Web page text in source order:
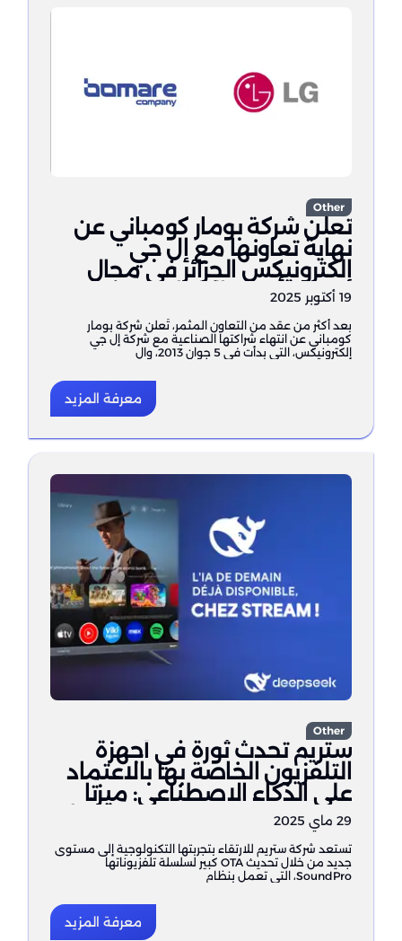
Other
تُعلن شركة بومار كومباني عن
نهاية تعاونها مع إل جي
إلكترونيكس الجزائر في مجال
تصنيع أجهزة التلفاز
19 أكتوبر 2025
بعد أكثر من عقد من التعاون المثمر، تُعلن شركة بومار
كومباني عن انتهاء شراكتها الصناعية مع شركة إل جي
إلكترونيكس، التي بدأت في 5 جوان 2013، وال
معرفة المزيد
Other
ستريم تُحدث ثورة في أجهزة
التلفزيون الخاصة بها بالاعتماد
على الذكاء الاصطناعي: ميزتا
على Google TV 5.0 (أندرويد 14).
29 ماي 2025
تستعد شركة ستريم للارتقاء بتجربتها التكنولوجية إلى مستوى
جديد من خلال تحديث OTA كبير لسلسلة تلفزيوناتها
SoundPro، التي تعمل بنظام
معرفة المزيد